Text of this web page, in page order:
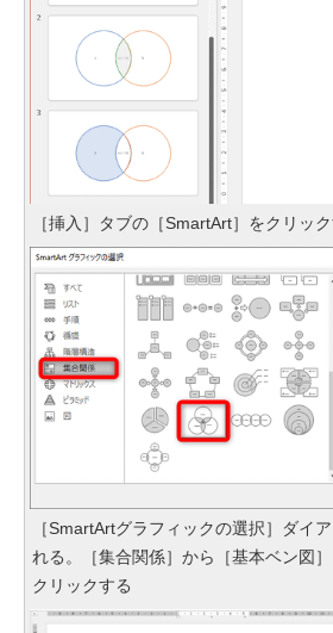
［挿入］タブの［SmartArt］をクリッ
［SmartArtグラフィックの選択］ダイ
れる。［集合関係］から［基本ベン図
クリックする